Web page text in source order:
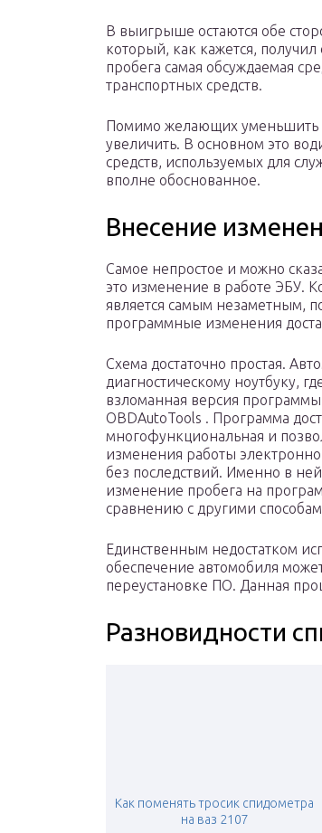
В выигрыше остаются обе
который, как кажется,
пробега самая обсуждаемая
транспортных средств.
Помимо желающих уменьшить
увеличить. В основном это
средств, используемых для
вполне обоснованное.
Внесение
Самое непростое и можно
это изменение в работе ЭБУ.
является самым незаметным,
программные изменения
Схема достаточно простая.
диагностическому ноутбуку,
взломанная версия
OBDAutoTools . Программа
многофункциональная и
изменения работы
без последствий. Именно в
изменение пробега на
сравнению с другими
Единственным недостатком
обеспечение автомобиля
переустановке ПО. Данная
Разновидности
Как поменять тросик спидометра
на ваз 2107